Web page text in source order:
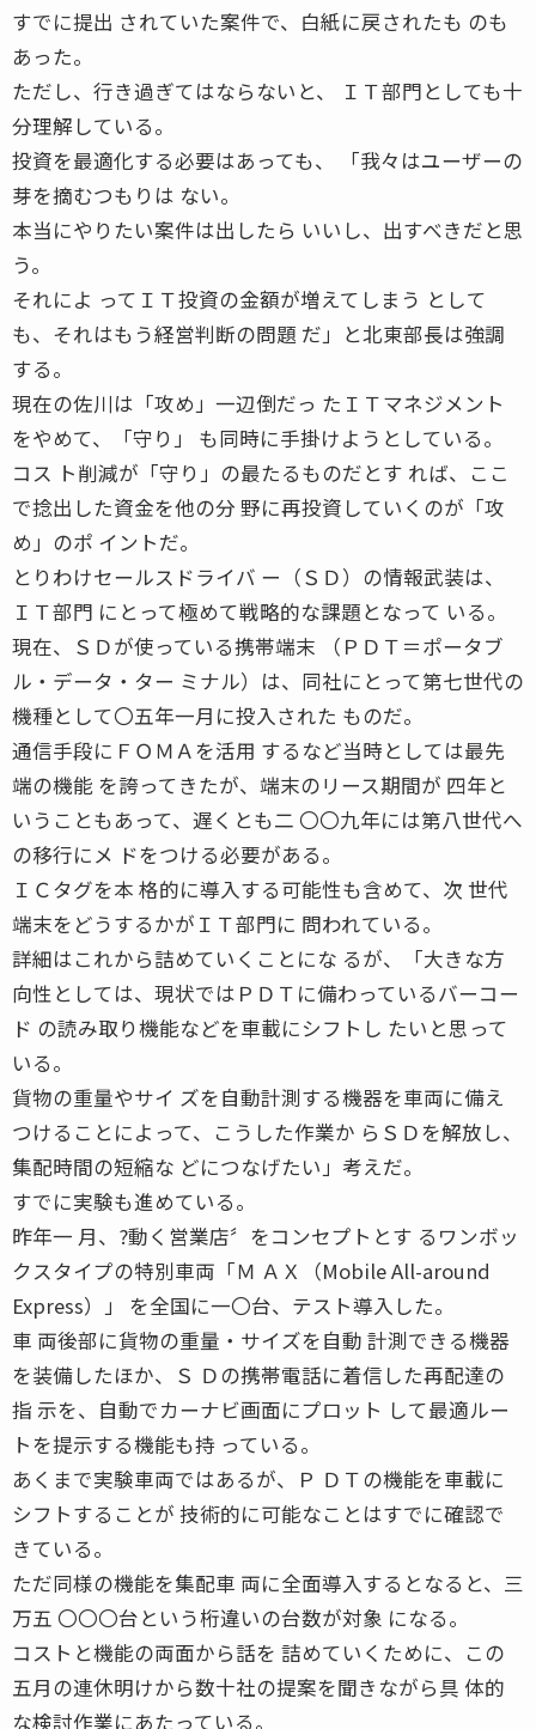
すでに提出 されていた案件で、白紙に戻されたも のも
あった。
ただし、行き過ぎてはならないと、 ＩＴ部門としても十
分理解している。
投資を最適化する必要はあっても、 「我々はユーザーの
芽を摘むつもりは ない。
本当にやりたい案件は出したら いいし、出すべきだと思
う。
それによ ってＩＴ投資の金額が増えてしまう として
も、それはもう経営判断の問題 だ」と北東部長は強調
する。
現在の佐川は「攻め」一辺倒だっ たＩＴマネジメント
をやめて、「守り」 も同時に手掛けようとしている。
コス ト削減が「守り」の最たるものだとす れば、ここ
で捻出した資金を他の分 野に再投資していくのが「攻
め」のポ イントだ。
とりわけセールスドライバ ー（ＳＤ）の情報武装は、
ＩＴ部門 にとって極めて戦略的な課題となって いる。
現在、ＳＤが使っている携帯端末 （ＰＤＴ＝ポータブ
ル・データ・ター ミナル）は、同社にとって第七世代の
機種として〇五年一月に投入された ものだ。
通信手段にＦＯＭＡを活用 するなど当時としては最先
端の機能 を誇ってきたが、端末のリース期間が 四年と
いうこともあって、遅くとも二 〇〇九年には第八世代へ
の移行にメ ドをつける必要がある。
ＩＣタグを本 格的に導入する可能性も含めて、次 世代
端末をどうするかがＩＴ部門に 問われている。
詳細はこれから詰めていくことにな るが、「大きな方
向性としては、現状ではＰＤＴに備わっているバーコー
ド の読み取り機能などを車載にシフトし たいと思って
いる。
貨物の重量やサイ ズを自動計測する機器を車両に備え
つけることによって、こうした作業か らＳＤを解放し、
集配時間の短縮な どにつなげたい」考えだ。
すでに実験も進めている。
昨年一 月、?動く営業店〞をコンセプトとす るワンボッ
クスタイプの特別車両「Ｍ ＡＸ（Mobile All-around
Express）」 を全国に一〇台、テスト導入した。
車 両後部に貨物の重量・サイズを自動 計測できる機器
を装備したほか、Ｓ Ｄの携帯電話に着信した再配達の
指 示を、自動でカーナビ画面にプロット して最適ルー
トを提示する機能も持 っている。
あくまで実験車両ではあるが、Ｐ ＤＴの機能を車載に
シフトすることが 技術的に可能なことはすでに確認で
きている。
ただ同様の機能を集配車 両に全面導入するとなると、三
万五 〇〇〇台という桁違いの台数が対象 になる。
コストと機能の両面から話を 詰めていくために、この
五月の連休明けから数十社の提案を聞きながら具 体的
な検討作業にあたっている。